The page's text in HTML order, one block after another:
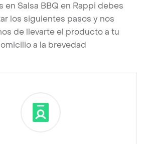
en Salsa BBQ en Rappi debes
los siguientes pasos y nos
de llevarte el producto a tu
a la brevedad